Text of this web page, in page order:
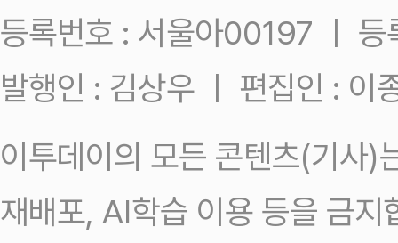
등록번호 : 서울아00197 ㅣ
발행인 : 김상우 ㅣ 편집인 : 이
이투데이의 모든 콘텐츠(기사)
재배포, AI학습 이용 등을 금지